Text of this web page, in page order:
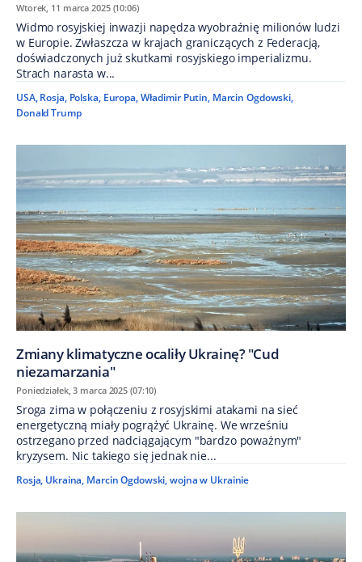
Wtorek, 11 marca 2025 (10:06)
Widmo rosyjskiej inwazji napędza wyobraźnię milionów ludzi
w Europie. Zwłaszcza w krajach graniczących z Federacją,
doświadczonych już skutkami rosyjskiego imperializmu.
Strach narasta w...
USA, Rosja, Polska, Europa,Władimir Putin, Marcin Ogdowski,
Donald Trump
Zmiany klimatyczne ocaliły Ukrainę? "Cud
niezamarzania"
Poniedziałek, 3 marca 2025 (07:10)
Sroga zima w połączeniu z rosyjskimi atakami na sieć
energetyczną miały pogrążyć Ukrainę. We wrześniu
ostrzegano przed nadciągającym "bardzo poważnym"
kryzysem. Nic takiego się jednak nie...
Rosja, Ukraina, Marcin Ogdowski,wojna w Ukrainie